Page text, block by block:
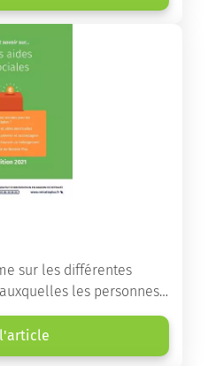
et à leur faciliter
sur les différentes
les personnes
un séjour en maison
à domicile.